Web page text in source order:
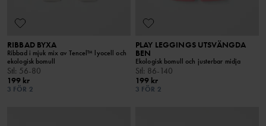
RIBBAD BYXA
Ribbad i mjuk mix av Tencel™ lyocell och
ekologisk bomull
Stl: 56-80
199 kr
3 FÖR 2
PLAY LEGGINGS UTSVÄNGDA
BEN
Ekologisk bomull och justerbar midja
Stl: 86-140
199 kr
3 FÖR 2